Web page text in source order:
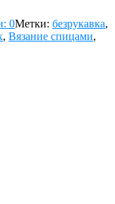
0Метки: безрукавка,
, Вязание спицами,